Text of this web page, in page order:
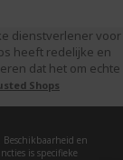
dienstverlener voor
heeft redelijke en
dat het om echte
Shops
en
is specifieke